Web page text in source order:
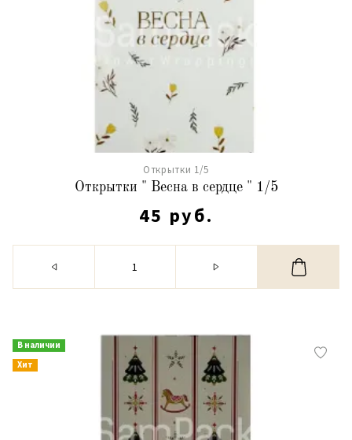
Открытки 1/5
Открытки " Весна в сердце " 1/5
45 руб.
В наличии
Хит